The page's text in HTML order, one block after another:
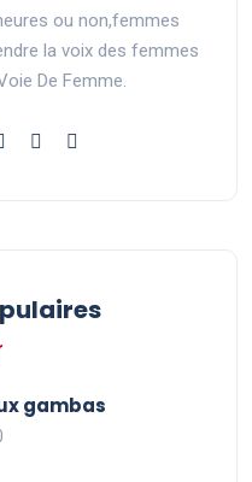
ou non,femmes
la voix des femmes
De Femme.
gambas